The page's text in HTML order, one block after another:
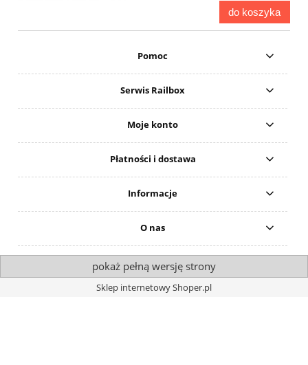
do koszyka
Pomoc
Serwis Railbox
Moje konto
Płatności i dostawa
Informacje
O nas
pokaż pełną wersję strony
Sklep internetowy Shoper.pl